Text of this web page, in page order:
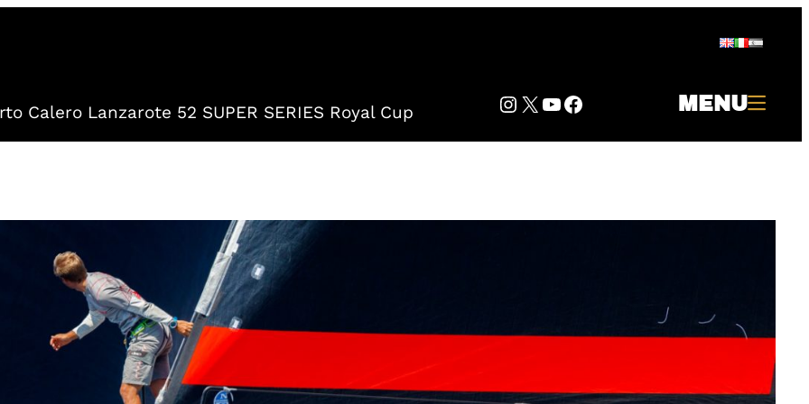
Calero Lanzarote 52 SUPER SERIES Royal Cup Instagram
Twitter
YouTube
Facebook MENU